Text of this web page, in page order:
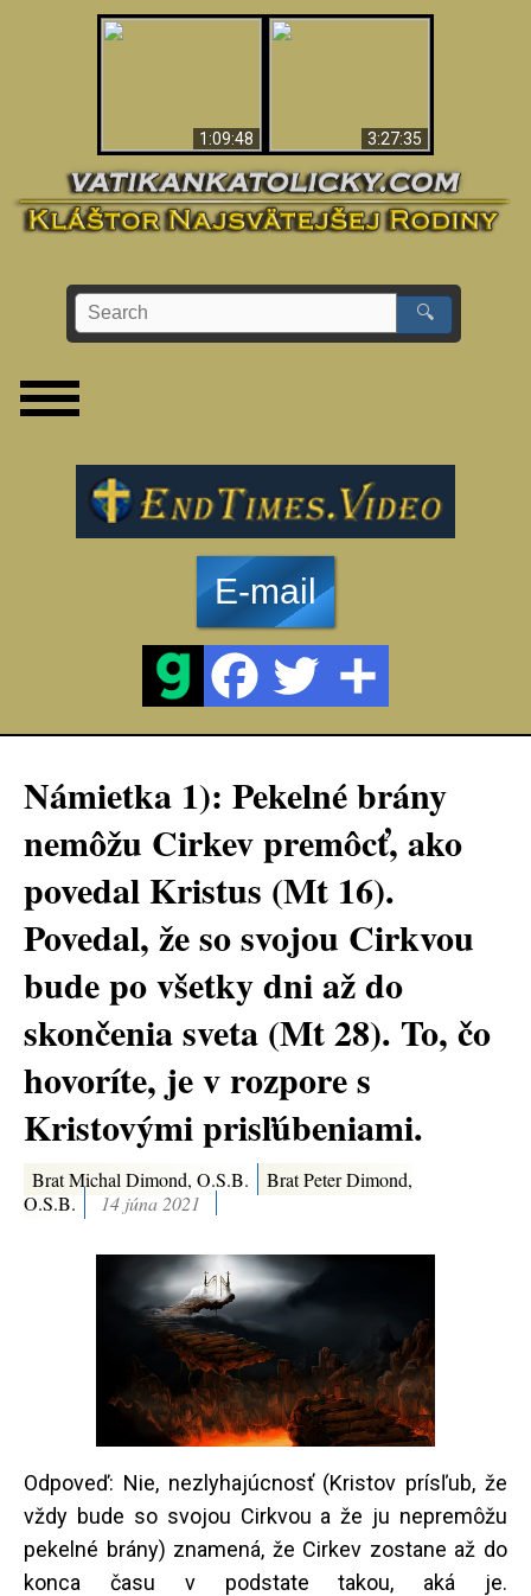
1:09:48 3:27:35
🔍
E-mail
Námietka 1): Pekelné brány
nemôžu Cirkev premôcť, ako
povedal Kristus (Mt 16).
Povedal, že so svojou Cirkvou
bude po všetky dni až do
skončenia sveta (Mt 28). To, čo
hovoríte, je v rozpore s
Kristovými prisľúbeniami.
Brat Michal Dimond, O.S.B.
Brat Peter Dimond,
O.S.B.
14 júna 2021
Odpoveď: Nie, nezlyhajúcnosť (Kristov prísľub, že
vždy bude so svojou Cirkvou a že ju nepremôžu
pekelné brány) znamená, že Cirkev zostane až do
konca času v podstate takou, aká je.